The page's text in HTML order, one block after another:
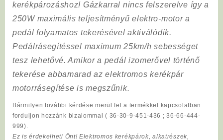
kerékpározáshoz! Gázkarral nincs felszerelve így a
250W maximális teljesítményű elektro-motor a
pedál folyamatos tekerésével aktiválódik.
Pedálrásegítéssel maximum 25km/h sebességet
tesz lehetővé. Amikor a pedál izomerővel történő
tekerése abbamarad az elektromos kerékpár
motorrásegítése is megszűnik.
Bármilyen további kérdése merül fel a termékkel kapcsolatban
forduljon hozzánk bizalommal ( 36-30-9-451-436 ; 36-66-444-
999).
Ez is érdekelheti Önt! Elektromos kerékpárok, alkatrészek,